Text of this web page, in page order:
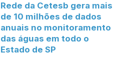
Rede da Cetesb gera mais
de 10 milhões de dados
anuais no monitoramento
das águas em todo o
Estado de SP